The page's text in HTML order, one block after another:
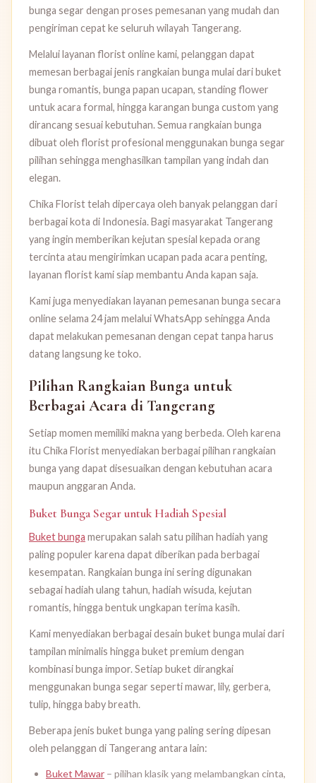
bunga segar dengan proses pemesanan yang mudah dan
pengiriman cepat ke seluruh wilayah Tangerang.
Melalui layanan florist online kami, pelanggan dapat
memesan berbagai jenis rangkaian bunga mulai dari buket
bunga romantis, bunga papan ucapan, standing flower
untuk acara formal, hingga karangan bunga custom yang
dirancang sesuai kebutuhan. Semua rangkaian bunga
dibuat oleh florist profesional menggunakan bunga segar
pilihan sehingga menghasilkan tampilan yang indah dan
elegan.
Chika Florist telah dipercaya oleh banyak pelanggan dari
berbagai kota di Indonesia. Bagi masyarakat Tangerang
yang ingin memberikan kejutan spesial kepada orang
tercinta atau mengirimkan ucapan pada acara penting,
layanan florist kami siap membantu Anda kapan saja.
Kami juga menyediakan layanan pemesanan bunga secara
online selama 24 jam melalui WhatsApp sehingga Anda
dapat melakukan pemesanan dengan cepat tanpa harus
datang langsung ke toko.
Pilihan Rangkaian Bunga untuk
Berbagai Acara di Tangerang
Setiap momen memiliki makna yang berbeda. Oleh karena
itu Chika Florist menyediakan berbagai pilihan rangkaian
bunga yang dapat disesuaikan dengan kebutuhan acara
maupun anggaran Anda.
Buket Bunga Segar untuk Hadiah Spesial
Buket bunga merupakan salah satu pilihan hadiah yang
paling populer karena dapat diberikan pada berbagai
kesempatan. Rangkaian bunga ini sering digunakan
sebagai hadiah ulang tahun, hadiah wisuda, kejutan
romantis, hingga bentuk ungkapan terima kasih.
Kami menyediakan berbagai desain buket bunga mulai dari
tampilan minimalis hingga buket premium dengan
kombinasi bunga impor. Setiap buket dirangkai
menggunakan bunga segar seperti mawar, lily, gerbera,
tulip, hingga baby breath.
Beberapa jenis buket bunga yang paling sering dipesan
oleh pelanggan di Tangerang antara lain:
Buket Mawar – pilihan klasik yang melambangkan cinta,